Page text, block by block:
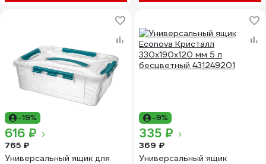
-19%
616 ₽
765 ₽
Универсальный ящик для
-9%
335 ₽
369 ₽
Универсальный ящик